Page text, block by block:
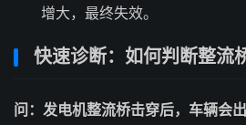
增大，最终失效。
快速诊断：如何判断整流
问：发电机整流桥击穿后，车辆会